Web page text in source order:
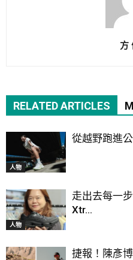
方
RELATED ARTICLES
人物
從越野跑進
人物
走出去每一
Xtr...
捷報！陳彥